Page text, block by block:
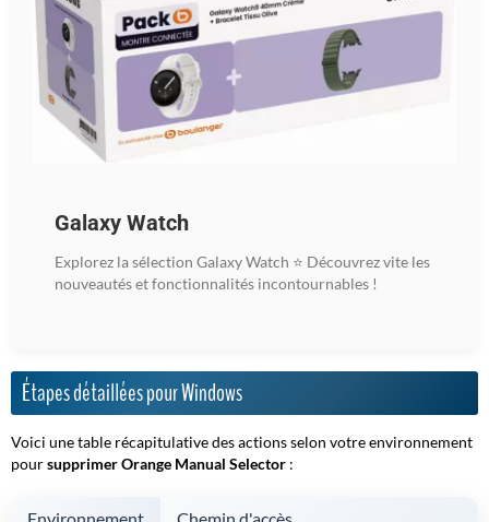
Galaxy Watch
Explorez la sélection Galaxy Watch ⭐ Découvrez vite les
nouveautés et fonctionnalités incontournables !
Étapes détaillées pour Windows
Voici une table récapitulative des actions selon votre environnement
poursupprimer Orange Manual Selector :